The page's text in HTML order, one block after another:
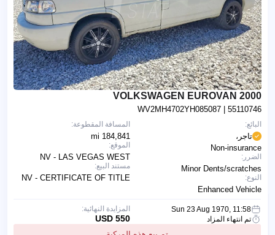
2000 VOLKSWAGEN EUROVAN
WV2MH4702YH085087 | 55110746
المسافة المقطوعة:
184,841 mi
الموقع:
NV - LAS VEGAS WEST
مستند البيع:
NV - CERTIFICATE OF TITLE
البائع:
تاجر،
Non-insurance
الضرر:
Minor Dents/scratches
النوع:
Enhanced Vehicle
Sun 23 Aug 1970, 11:58
تم انتهاء المزاد
المزايدة النهائية:
550 USD